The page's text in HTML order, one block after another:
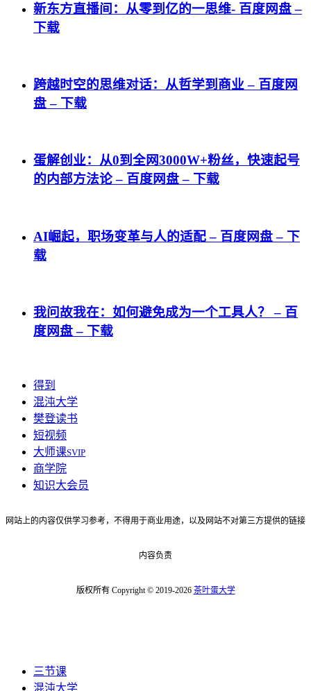
新东方直播间：从零到亿的一思维- 百度网盘 –
下载
跨越时空的思维对话：从哲学到商业 – 百度网
盘 – 下载
蛋解创业：从0到全网3000W+粉丝，快速起号
的内部方法论 – 百度网盘 – 下载
AI崛起，职场变革与人的适配 – 百度网盘 – 下
载
我问故我在：如何避免成为一个工具人？ – 百
度网盘 – 下载
得到
混沌大学
樊登读书
短视频
大师课SVIP
商学院
知识大会员
网站上的内容仅供学习参考，不得用于商业用途，以及网站不对第三方提供的链接
内容负责
版权所有 Copyright © 2019-2026 茶叶蛋大学
三节课
混沌大学